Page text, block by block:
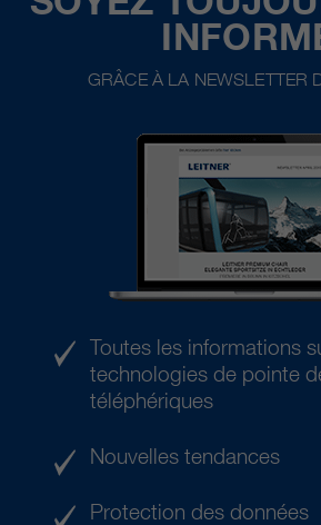
GRÂCE À LA NEWSLETTER
Toutes les informations
technologies de pointe
téléphériques
Nouvelles tendances
Protection des données